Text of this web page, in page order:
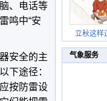
、电话等
鸣中“安
安全的主
下途径：
按防雷设
立秋这样
气象服务